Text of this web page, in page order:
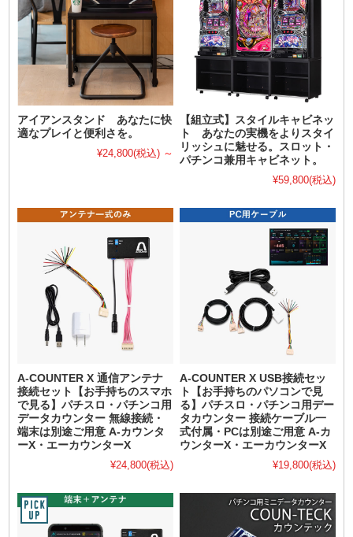
アイアンスタンド あなたに快
適なプレイと便利さを。
¥24,800(税込) ～
【組立式】スタイルキャビネッ
ト あなたの実機をよりスタイ
リッシュに魅せる。スロット・
パチンコ兼用キャビネット。
¥59,800(税込)
A-COUNTER X 通信アンテナ
接続セット【お手持ちのスマホ
で見る】パチスロ・パチンコ用
データカウンター 無線接続・
端末は別途ご用意 A-カウンタ
ーX・エーカウンターX
¥24,800(税込)
A-COUNTER X USB接続セッ
ト【お手持ちのパソコンで見
る】パチスロ・パチンコ用デー
タカウンター 接続ケーブル一
式付属・PCは別途ご用意 A-カ
ウンターX・エーカウンターX
¥19,800(税込)